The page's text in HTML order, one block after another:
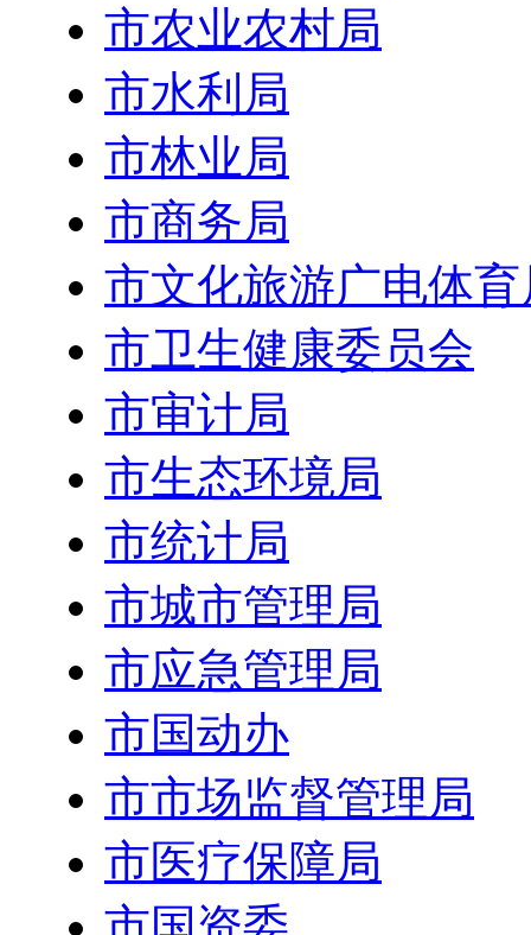
市农业农村局
市水利局
市林业局
市商务局
市文化旅游广电体育
市卫生健康委员会
市审计局
市生态环境局
市统计局
市城市管理局
市应急管理局
市国动办
市市场监督管理局
市医疗保障局